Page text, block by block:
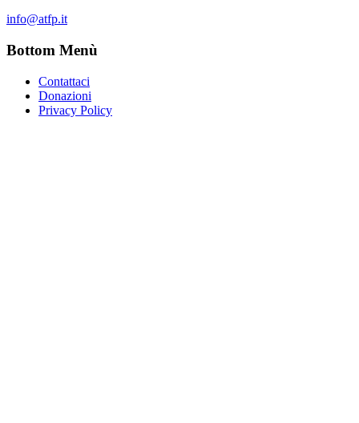
info@atfp.it
Bottom Menù
Contattaci
Donazioni
Privacy Policy